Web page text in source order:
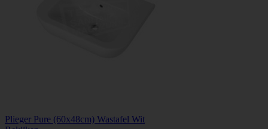
Plieger Pure (60x48cm) Wastafel Wit